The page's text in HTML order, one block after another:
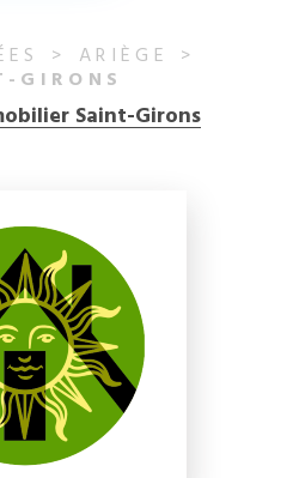
ARIÈGE
GIRONS
Saint-Girons